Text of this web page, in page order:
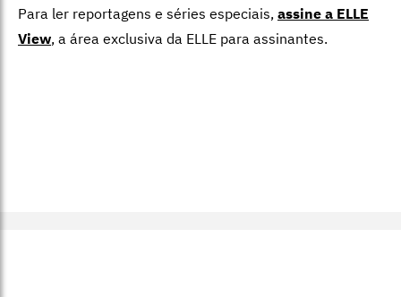
Para ler reportagens e séries especiais, assine a ELLE
View, a área exclusiva da ELLE para assinantes.